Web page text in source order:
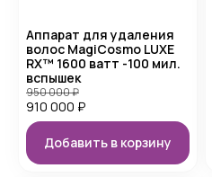
Аппарат для удаления
волос MagiCosmo LUXE
RX™ 1600 ватт -100 мил.
вспышек
910 000 ₽
950 000₽
Добавить в корзину